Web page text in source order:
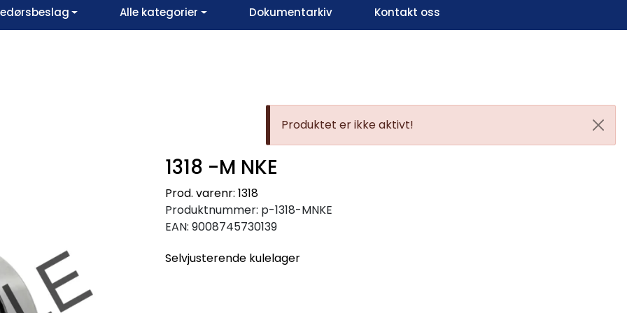
Infosenter
Alle kategorier Dokumentarkiv Kontakt oss
Produktet er ikke aktivt!
1318 -M NKE
Prod. varenr: 1318
Produktnummer: p-1318-MNKE
EAN: 9008745730139
Selvjusterende kulelager